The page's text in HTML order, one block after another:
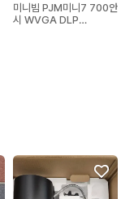
미니빔 PJM미니7 700안
시 WVGA DLP